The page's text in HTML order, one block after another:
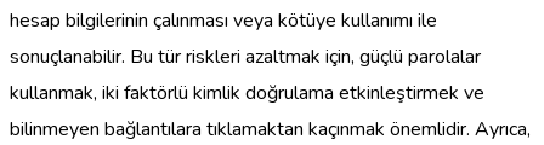
hesap bilgilerinin çalınması veya kötüye kullanımı ile
sonuçlanabilir. Bu tür riskleri azaltmak için, güçlü parolalar
kullanmak, iki faktörlü kimlik doğrulama etkinleştirmek ve
bilinmeyen bağlantılara tıklamaktan kaçınmak önemlidir. Ayrıca,